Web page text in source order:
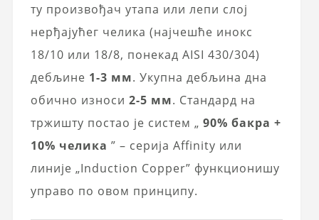
ту произвођач утапа или лепи слој
нерђајућег челика (најчешће инокс
18/10 или 18/8, понекад AISI 430/304)
дебљине 1-3 мм. Укупна дебљина дна
обично износи 2-5 мм. Стандард на
тржишту постао је систем „ 90% бакра +
10% челика ” – серија Affinity или
линије „Induction Copper” функционишу
управо по овом принципу.